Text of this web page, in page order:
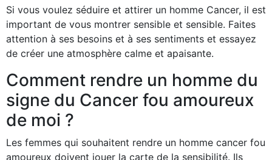
Si vous voulez séduire et attirer un homme Cancer, il est
important de vous montrer sensible et sensible. Faites
attention à ses besoins et à ses sentiments et essayez
de créer une atmosphère calme et apaisante.
Comment rendre un homme du
signe du Cancer fou amoureux
de moi ?
Les femmes qui souhaitent rendre un homme cancer fou
amoureux doivent jouer la carte de la sensibilité. Ils